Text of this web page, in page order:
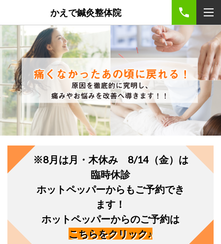
かえで鍼灸整体院
※8月は月・木休み 8/14（金）は
臨時休診
ホットペッパーからもご予約でき
ます！
ホットペッパーからのご予約は
こちらをクリック♪